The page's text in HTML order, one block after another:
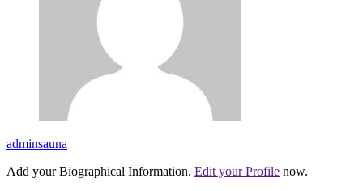
adminsauna
Add your Biographical Information. Edit your Profile now.